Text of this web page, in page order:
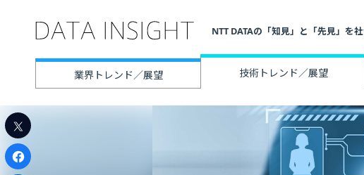
NTT DATAの「知見」と「先見」を
業界トレンド／展望 技術トレンド／展望